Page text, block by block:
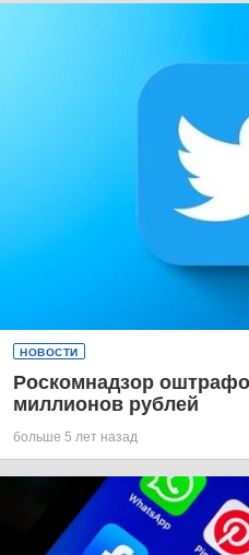
НОВОСТИ
Роскомнадзор
миллионов рублей
больше 5 лет назад